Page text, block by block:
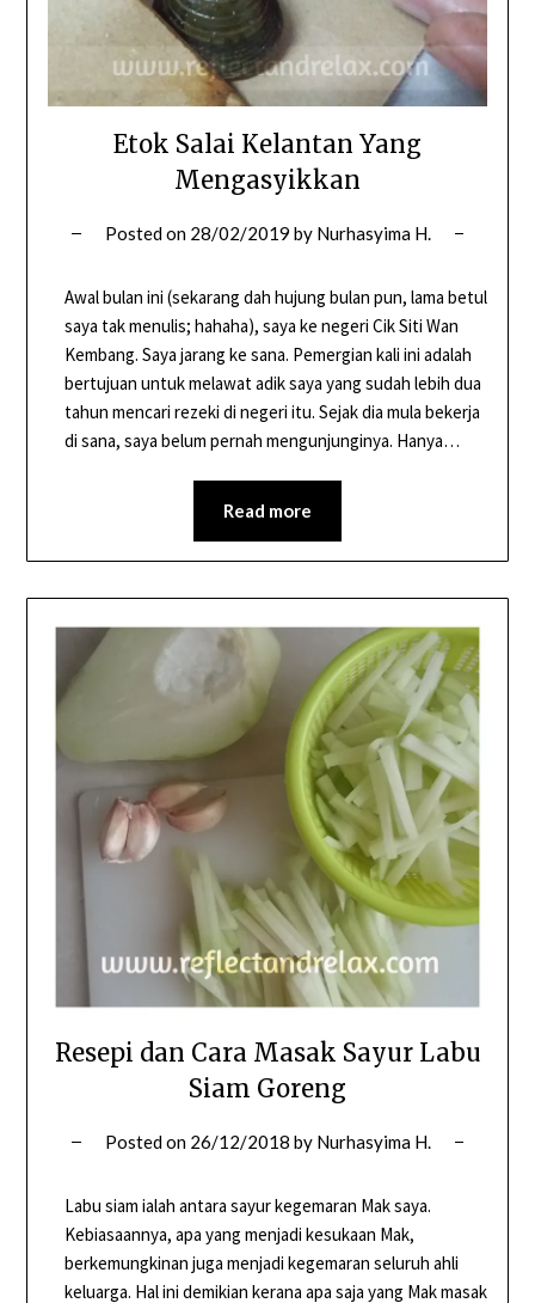
Etok Salai Kelantan Yang
Mengasyikkan
Posted on 28/02/2019 by Nurhasyima H.
Awal bulan ini (sekarang dah hujung bulan pun, lama betul
saya tak menulis; hahaha), saya ke negeri Cik Siti Wan
Kembang. Saya jarang ke sana. Pemergian kali ini adalah
bertujuan untuk melawat adik saya yang sudah lebih dua
tahun mencari rezeki di negeri itu. Sejak dia mula bekerja
di sana, saya belum pernah mengunjunginya. Hanya…
Read more
Resepi dan Cara Masak Sayur Labu
Siam Goreng
Posted on 26/12/2018 by Nurhasyima H.
Labu siam ialah antara sayur kegemaran Mak saya.
Kebiasaannya, apa yang menjadi kesukaan Mak,
berkemungkinan juga menjadi kegemaran seluruh ahli
keluarga. Hal ini demikian kerana apa saja yang Mak masak